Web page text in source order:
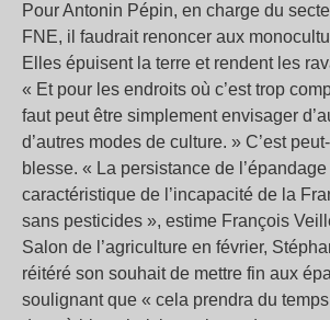
Pour Antonin Pépin, en charge du
FNE, il faudrait renoncer aux
Elles épuisent la terre et rendent les
« Et pour les endroits où c’est trop
faut peut être simplement envisager
d’autres modes de culture. » C’est
blesse. « La persistance de
caractéristique de l’incapacité de la
sans pesticides », estime François
Salon de l’agriculture en février,
réitéré son souhait de mettre fin aux
soulignant que « cela prendra du